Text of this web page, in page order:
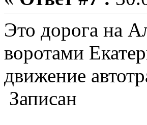
Это дорога на
воротами
движение
Записан